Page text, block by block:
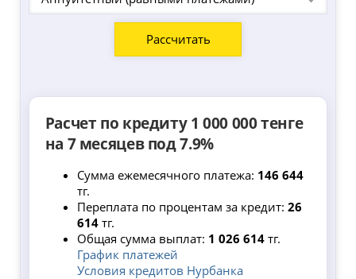
Расчет по кредиту 1 000 000 тенге
на 7 месяцев под 7.9%
Сумма ежемесячного платежа: 146 644
тг.
Переплата по процентам за кредит: 26
614тг.
Общая сумма выплат: 1 026 614тг.
График платежей
Условия кредитов Нурбанка